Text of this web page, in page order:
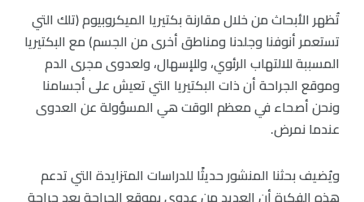
تُظهر الأبحاث من خلال مقارنة بكتيريا الميكروبيوم (تلك التي
تستعمر أنوفنا وجلدنا ومناطق أخرى من الجسم) مع البكتيريا
المسببة للالتهاب الرئوي، وللإسهال، ولعدوى مجرى الدم
وموقع الجراحة أن ذات البكتيريا التي تعيش على أجسامنا
ونحن أصحاء في معظم الوقت هي المسؤولة عن العدوى
عندما نمرض.
ويُضيف بحثنا المنشور حديثًا للدراسات المتزايدة التي تدعم